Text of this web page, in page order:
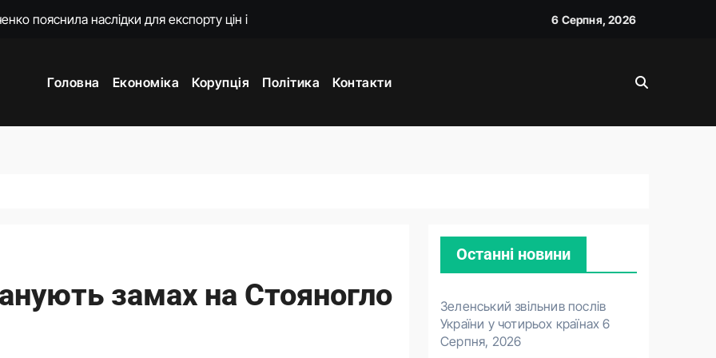
Україні: експерт пояснив причину
отримала на прощання мільйон від «Нафтогазу»
6 Серпня, 2026
Головна Економіка Корупція Політика Контакти
замах на Стояногло
Останні новини
Зеленський звільнив послів
України у чотирьох країнах 6
Серпня, 2026